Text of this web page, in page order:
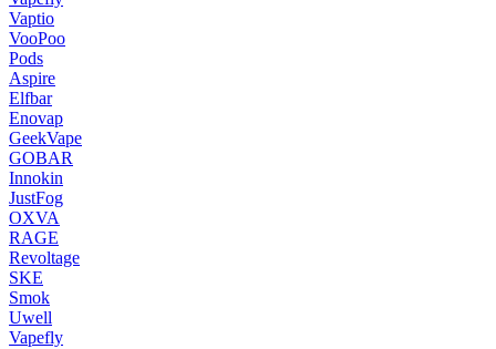
Vaptio
VooPoo
Pods
Aspire
Elfbar
Enovap
GeekVape
GOBAR
Innokin
JustFog
OXVA
RAGE
Revoltage
SKE
Smok
Uwell
Vapefly